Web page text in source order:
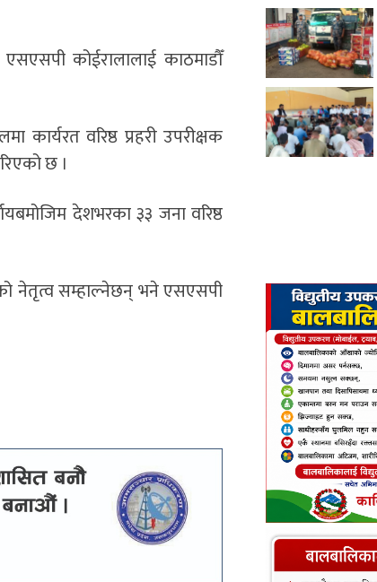
कोईरालालाई काठमाडौँ
कार्यरत वरिष्ठ प्रहरी उपरीक्षक
छ ।
देशभरका ३३ जना वरिष्ठ
नेतृत्व सम्हाल्नेछन् भने एसएसपी